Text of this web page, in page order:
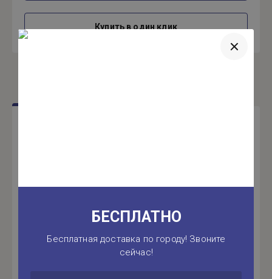
Купить в один клик
БЕСПЛАТНО
Бесплатная доставка по городу! Звоните
сейчас!